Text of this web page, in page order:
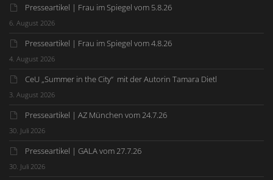
Presseartikel | Frau im Spiegel vom 5.8.26
6. August 2026
Presseartikel | Frau im Spiegel vom 4.8.26
4. August 2026
CeU „Summer in the City“ mit der Autorin Tamara Dietl
3. August 2026
Presseartikel | AZ München vom 24.7.26
30. Juli 2026
Presseartikel | GALA vom 27.7.26
30. Juli 2026